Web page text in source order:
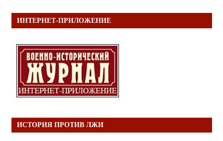
ИНТЕРНЕТ-ПРИЛОЖЕНИЕ
ИСТОРИЯ ПРОТИВ ЛЖИ